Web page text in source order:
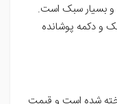
و بسیار سبک است.
و دکمه پوشانده